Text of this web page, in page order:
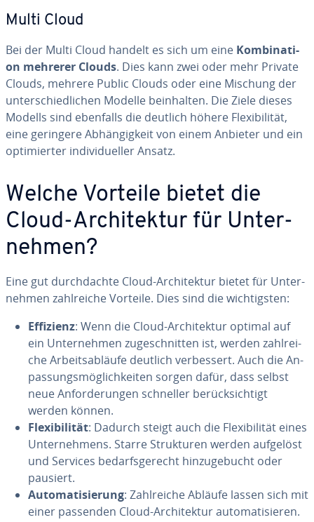
Multi Cloud
Bei der Multi Cloud handelt es sich um eine Kom­bi­na­ti­
on mehrerer Clouds. Dies kann zwei oder mehr Private
Clouds, mehrere Public Clouds oder eine Mischung der
un­ter­schied­li­chen Modelle be­inhal­ten. Die Ziele dieses
Modells sind ebenfalls die deutlich höhere Fle­xi­bi­li­tät,
eine geringere Ab­hän­gig­keit von einem Anbieter und ein
op­ti­mier­ter in­di­vi­du­el­ler Ansatz.
Welche Vorteile bietet die
Cloud-Ar­chi­tek­tur für Un­ter­
neh­men?
Eine gut durch­dach­te Cloud-Ar­chi­tek­tur bietet für Un­ter­
neh­men zahl­rei­che Vorteile. Dies sind die wich­tigs­ten:
Effizienz: Wenn die Cloud-Ar­chi­tek­tur optimal auf
ein Un­ter­neh­men zu­ge­schnit­ten ist, werden zahl­rei­
che Ar­beits­ab­läu­fe deutlich ver­bes­sert. Auch die An­
pas­sungs­mög­lich­kei­ten sorgen dafür, dass selbst
neue An­for­de­run­gen schneller be­rück­sich­tigt
werden können.
Fle­xi­bi­li­tät: Dadurch steigt auch die Fle­xi­bi­li­tät eines
Un­ter­neh­mens. Starre Struk­tu­ren werden aufgelöst
und Services be­darfs­ge­recht hin­zu­ge­bucht oder
pausiert.
Au­to­ma­ti­sie­rung: Zahl­rei­che Abläufe lassen sich mit
einer passenden Cloud-Ar­chi­tek­tur au­to­ma­ti­sie­ren.